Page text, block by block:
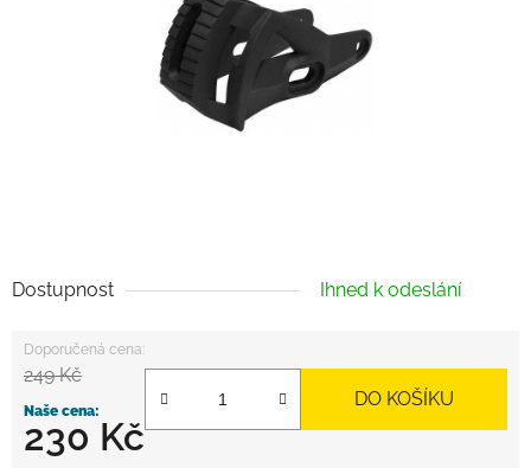
Dostupnost Ihned k odeslání
249 Kč
230 Kč
DO KOŠÍKU